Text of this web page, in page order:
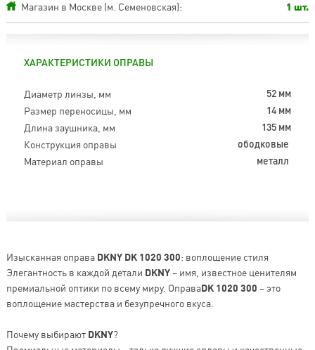
Магазин в Москве (м. Семеновская): 1 шт.
ХАРАКТЕРИСТИКИ ОПРАВЫ
Диаметр линзы, мм 52 мм
Размер переносицы, мм 14 мм
Длина заушника, мм 135 мм
Конструкция оправы ободковые
Материал оправы металл
Изысканная оправа DKNY DK 1020 300: воплощение стиля
Элегантность в каждой детали DKNY– имя, известное ценителям
премиальной оптики по всему миру. ОправаDK 1020 300 – это
воплощение мастерства и безупречного вкуса.
Почему выбирают DKNY?